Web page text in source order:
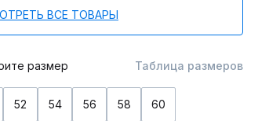
ВСЕ ТОВАРЫ
размер Таблица размеров
52 54 56 58 60